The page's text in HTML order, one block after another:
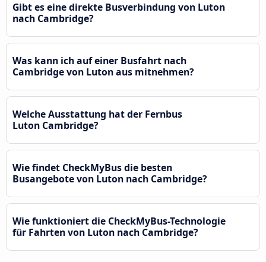
Gibt es eine direkte Busverbindung von Luton
nach Cambridge?
Was kann ich auf einer Busfahrt nach
Cambridge von Luton aus mitnehmen?
Welche Ausstattung hat der Fernbus
Luton Cambridge?
Wie findet CheckMyBus die besten
Busangebote von Luton nach Cambridge?
Wie funktioniert die CheckMyBus-Technologie
für Fahrten von Luton nach Cambridge?